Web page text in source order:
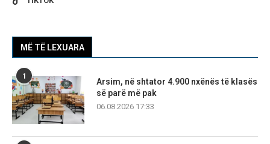
MË TË LEXUARA
1
Arsim, në shtator 4.900 nxënës të klasës
së parë më pak
06.08.2026 17:33